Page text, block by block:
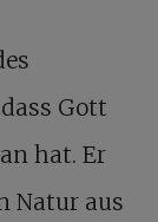
Gott
hat. Er
Natur aus